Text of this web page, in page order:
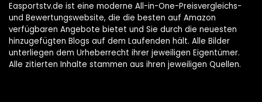
Easportstv.de ist eine moderne All-in-One-Preisvergleichs-
und Bewertungswebsite, die die besten auf Amazon
verfügbaren Angebote bietet und Sie durch die neuesten
hinzugefügten Blogs auf dem Laufenden hält. Alle Bilder
unterliegen dem Urheberrecht ihrer jeweiligen Eigentümer.
Alle zitierten Inhalte stammen aus ihren jeweiligen Quellen.